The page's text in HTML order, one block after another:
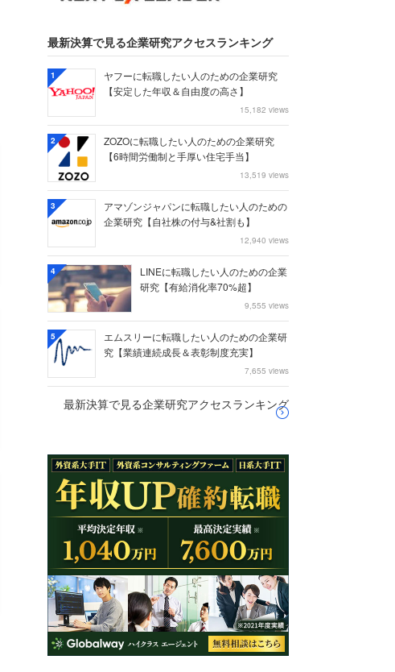
最新決算で見る企業研究アクセスランキング
1
ヤフーに転職したい人のための企業研究
【安定した年収＆自由度の高さ】
15,182 views
2
ZOZOに転職したい人のための企業研究
【6時間労働制と手厚い住宅手当】
13,519 views
3
アマゾンジャパンに転職したい人のための
企業研究【自社株の付与&社割も】
12,940 views
4
LINEに転職したい人のための企業
研究【有給消化率70%超】
9,555 views
5
エムスリーに転職したい人のための企業研
究【業績連続成長＆表彰制度充実】
7,655 views
最新決算で見る企業研究アクセスランキング